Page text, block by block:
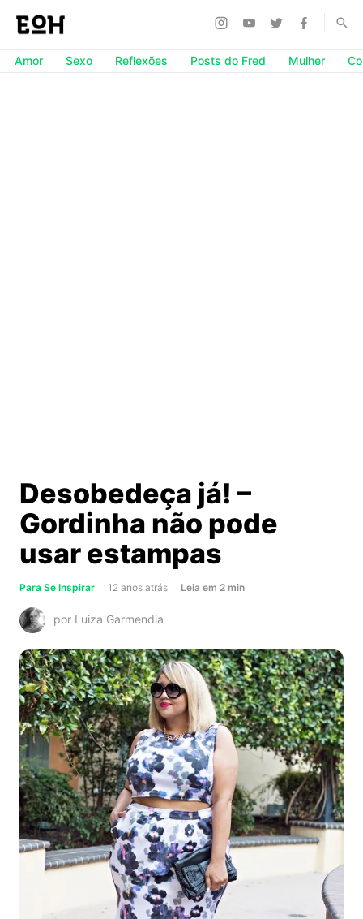
Amor Sexo Reflexões Posts do Fred Mulher
Desobedeça já! –
Gordinha não pode
usar estampas
Para Se Inspirar 12 anos atrás Leia about
Gordinha
não
pode
usar
estampas
em 2 min
por Luiza Garmendia